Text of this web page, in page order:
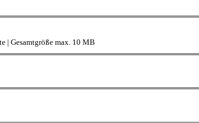
| Gesamtgröße max. 10 MB